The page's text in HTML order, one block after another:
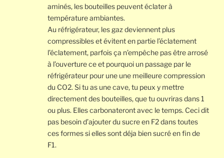
aminés, les bouteilles peuvent éclater à
température ambiantes.
Au réfrigérateur, les gaz deviennent plus
compressibles et évitent en partie l’éclatement
l’éclatement, parfois ça n’empêche pas être arrosé
à l’ouverture ce et pourquoi un passage par le
réfrigérateur pour une une meilleure compression
du CO2. Si tu as une cave, tu peux y mettre
directement des bouteilles, que tu ouvriras dans 1
ou plus. Elles carbonateront avec le temps. Ceci dit
pas besoin d’ajouter du sucre en F2 dans toutes
ces formes si elles sont déja bien sucré en fin de
F1.